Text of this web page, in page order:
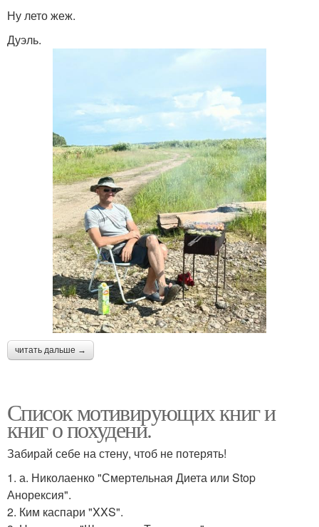
Ну лето жеж.
Дуэль.
читать дальше →
Список мотивирующих книг и
книг о похудени.
Забирай себе на стену, чтоб не потерять!
1. а. Николаенко "Смертельная Диета или Stop
Анорексия".
2. Ким каспари "XXS".